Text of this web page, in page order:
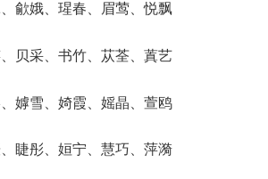
歈娥、瑆春、眉莺、悦飘
贝采、书竹、苁荃、蒖艺
嫭雪、婍霞、媱晶、萱鸥
睫彤、姮宁、慧巧、萍漪